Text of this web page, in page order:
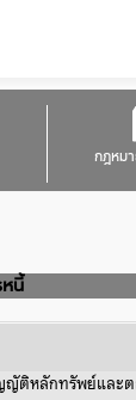
กฎหม
นี้
ญัติหลักทรัพย์แล